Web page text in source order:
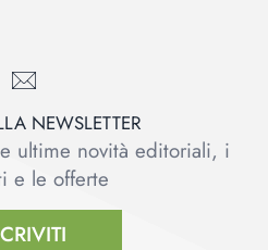
NEWSLETTER
ultime novità editoriali, i
e le offerte